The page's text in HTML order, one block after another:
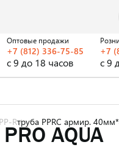
Оптовые продажи
+7 (812) 336-75-85
с 9 до 18 часов
+7
с 9
Rтруба PPRC армир.
AQUA